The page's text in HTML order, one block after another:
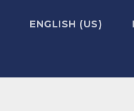
ENGLISH (US)